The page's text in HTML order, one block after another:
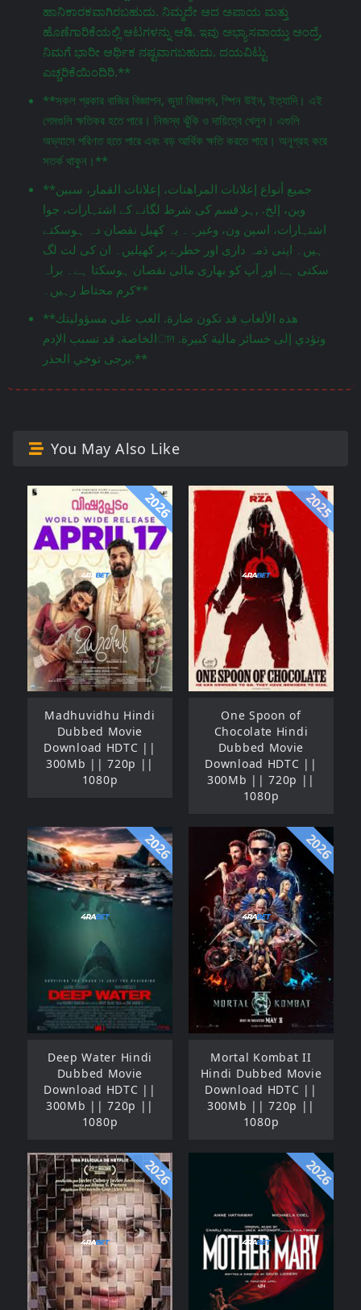
ಹಾನಿಕಾರಕವಾಗಿರಬಹುದು. ನಿಮ್ಮದೇ ಆದ ಅಪಾಯ ಮತ್ತು
ಹೊಣೆಗಾರಿಕೆಯಲ್ಲಿ ಆಟಗಳನ್ನು ಆಡಿ. ಇವು ಅಭ್ಯಾಸವಾಯ್ತು ಅಂದ್ರೆ,
ನಿಮಗೆ ಭಾರೀ ಆರ್ಥಿಕ ನಷ್ಟವಾಗಬಹುದು. ದಯವಿಟ್ಟು
ಎಚ್ಚರಿಕೆಯಿಂದಿರಿ.**
**সকল প্রকার বাজির বিজ্ঞাপন, জুয়া বিজ্ঞাপন, স্পিন উইন, ইত্যাদি। এই
গেমগুলি ক্ষতিকর হতে পারে। নিজস্ব ঝুঁকি ও দায়িত্বে খেলুন। এগুলি
অভ্যাসে পরিণত হতে পারে এবং বড় আর্থিক ক্ষতি করতে পারে। অনুগ্রহ করে
সতর্ক থাকুন।**
**جميع أنواع إعلانات المراهنات، إعلانات القمار، سبين
وين، إلخ. ,ہر قسم کی شرط لگانے کے اشتہارات، جوا
اشتہارات، اسپن ون، وغیرہ۔ یہ کھیل نقصان دہ ہوسکتے
ہیں۔ اپنی ذمہ داری اور خطرے پر کھیلیں۔ ان کی لت لگ
سکتی ہے اور آپ کو بھاری مالی نقصان ہوسکتا ہے۔ براہ
کرم محتاط رہیں۔**
**هذه الألعاب قد تكون ضارة. العب على مسؤوليتك
الخاصة. قد تسبب الإدمান وتؤدي إلى خسائر مالية كبيرة.
يرجى توخي الحذر.**
You May Also Like
2026
Madhuvidhu Hindi
Dubbed Movie
Download HDTC ||
300Mb || 720p ||
1080p
2025
One Spoon of
Chocolate Hindi
Dubbed Movie
Download HDTC ||
300Mb || 720p ||
1080p
2026
Deep Water Hindi
Dubbed Movie
Download HDTC ||
300Mb || 720p ||
1080p
2026
Mortal Kombat II
Hindi Dubbed Movie
Download HDTC ||
300Mb || 720p ||
1080p
2026 2026